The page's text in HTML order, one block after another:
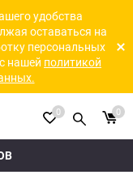
удобства
оставаться на
персональных
нашей политикой
0 0